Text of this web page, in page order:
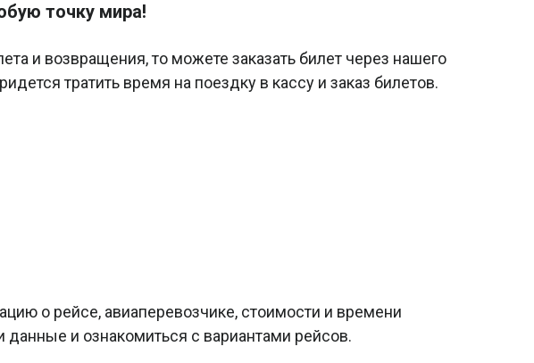
точку мира!
и возвращения, то можете заказать билет через нашего
тратить время на поездку в кассу и заказ билетов.
о рейсе, авиаперевозчике, стоимости и времени
и ознакомиться с вариантами рейсов.